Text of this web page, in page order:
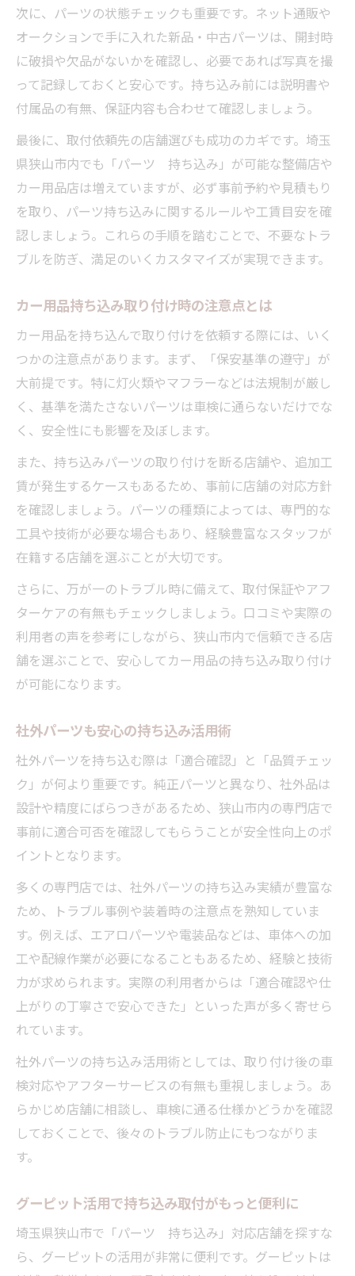
社外パーツでも安全施工できる持ち込み対
応
カー用品持ち込み取り付けの安心サポート
事例
グーピット掲載店舗での持ち込み施工実績
パーツ持ち込みで信頼できる取付方法を解
説
カーパーツの持ち込みで失敗しない選び方
パーツ持ち込みで重視したい選び方のコツ
社外パーツ持ち込み時のチェックリスト
グーピットで頼れる持ち込み対応店を探す
持ち込みパーツの適合と安全性の見極め方
狭山市でパーツ持ち込みが安心な理由を解説
地域密着店でのパーツ持ち込み安心ポイン
ト
社外パーツも持ち込みOKな安心の理由
カー用品持ち込み取り付けで地元が選ばれ
る訳
グーピット掲載店が持ち込みに強い背景
持ち込みパーツを安心して依頼できる体制
とは
社外パーツの持ち込み時に守るべきポイント
パーツ持ち込みで守りたい保安基準の要点
社外パーツ持ち込み時の適合確認方法
カー用品持ち込み取り付けの安全対策を徹
底
グーピットを活用した持ち込み時の注意事
次に、パーツの状態チェックも重要です。ネット通販や
オークションで手に入れた新品・中古パーツは、開封時
に破損や欠品がないかを確認し、必要であれば写真を撮
って記録しておくと安心です。持ち込み前には説明書や
付属品の有無、保証内容も合わせて確認しましょう。
最後に、取付依頼先の店舗選びも成功のカギです。埼玉
県狭山市内でも「パーツ 持ち込み」が可能な整備店や
カー用品店は増えていますが、必ず事前予約や見積もり
を取り、パーツ持ち込みに関するルールや工賃目安を確
認しましょう。これらの手順を踏むことで、不要なトラ
ブルを防ぎ、満足のいくカスタマイズが実現できます。
カー用品持ち込み取り付け時の注意点とは
カー用品を持ち込んで取り付けを依頼する際には、いく
つかの注意点があります。まず、「保安基準の遵守」が
大前提です。特に灯火類やマフラーなどは法規制が厳し
く、基準を満たさないパーツは車検に通らないだけでな
く、安全性にも影響を及ぼします。
また、持ち込みパーツの取り付けを断る店舗や、追加工
賃が発生するケースもあるため、事前に店舗の対応方針
を確認しましょう。パーツの種類によっては、専門的な
工具や技術が必要な場合もあり、経験豊富なスタッフが
在籍する店舗を選ぶことが大切です。
さらに、万が一のトラブル時に備えて、取付保証やアフ
ターケアの有無もチェックしましょう。口コミや実際の
利用者の声を参考にしながら、狭山市内で信頼できる店
舗を選ぶことで、安心してカー用品の持ち込み取り付け
が可能になります。
社外パーツも安心の持ち込み活用術
社外パーツを持ち込む際は「適合確認」と「品質チェッ
ク」が何より重要です。純正パーツと異なり、社外品は
設計や精度にばらつきがあるため、狭山市内の専門店で
事前に適合可否を確認してもらうことが安全性向上のポ
イントとなります。
多くの専門店では、社外パーツの持ち込み実績が豊富な
ため、トラブル事例や装着時の注意点を熟知していま
す。例えば、エアロパーツや電装品などは、車体への加
工や配線作業が必要になることもあるため、経験と技術
力が求められます。実際の利用者からは「適合確認や仕
上がりの丁寧さで安心できた」といった声が多く寄せら
れています。
社外パーツの持ち込み活用術としては、取り付け後の車
検対応やアフターサービスの有無も重視しましょう。あ
らかじめ店舗に相談し、車検に通る仕様かどうかを確認
しておくことで、後々のトラブル防止にもつながりま
す。
グーピット活用で持ち込み取付がもっと便利に
埼玉県狭山市で「パーツ 持ち込み」対応店舗を探すな
ら、グーピットの活用が非常に便利です。グーピットは